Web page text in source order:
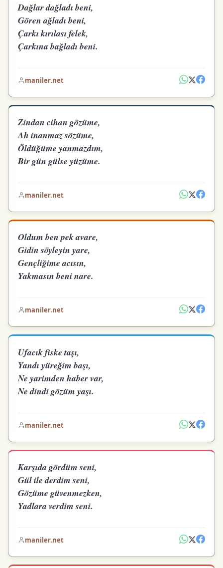
Dağlar dağladı beni,
Gören ağladı beni,
Çarkı kırılası felek,
Çarkına bağladı beni.
maniler.net
Zindan cihan gözüme,
Ah inanmaz sözüme,
Öldüğüme yanmazdım,
Bir gün gülse yüzüme.
maniler.net
Oldum ben pek avare,
Gidin söyleyin yare,
Gençliğime acısın,
Yakmasın beni nare.
maniler.net
Ufacık fiske taşı,
Yandı yüreğim başı,
Ne yarimden haber var,
Ne dindi gözüm yaşı.
maniler.net
Karşıda gördüm seni,
Gül ile derdim seni,
Gözüme güvenmezken,
Yadlara verdim seni.
maniler.net